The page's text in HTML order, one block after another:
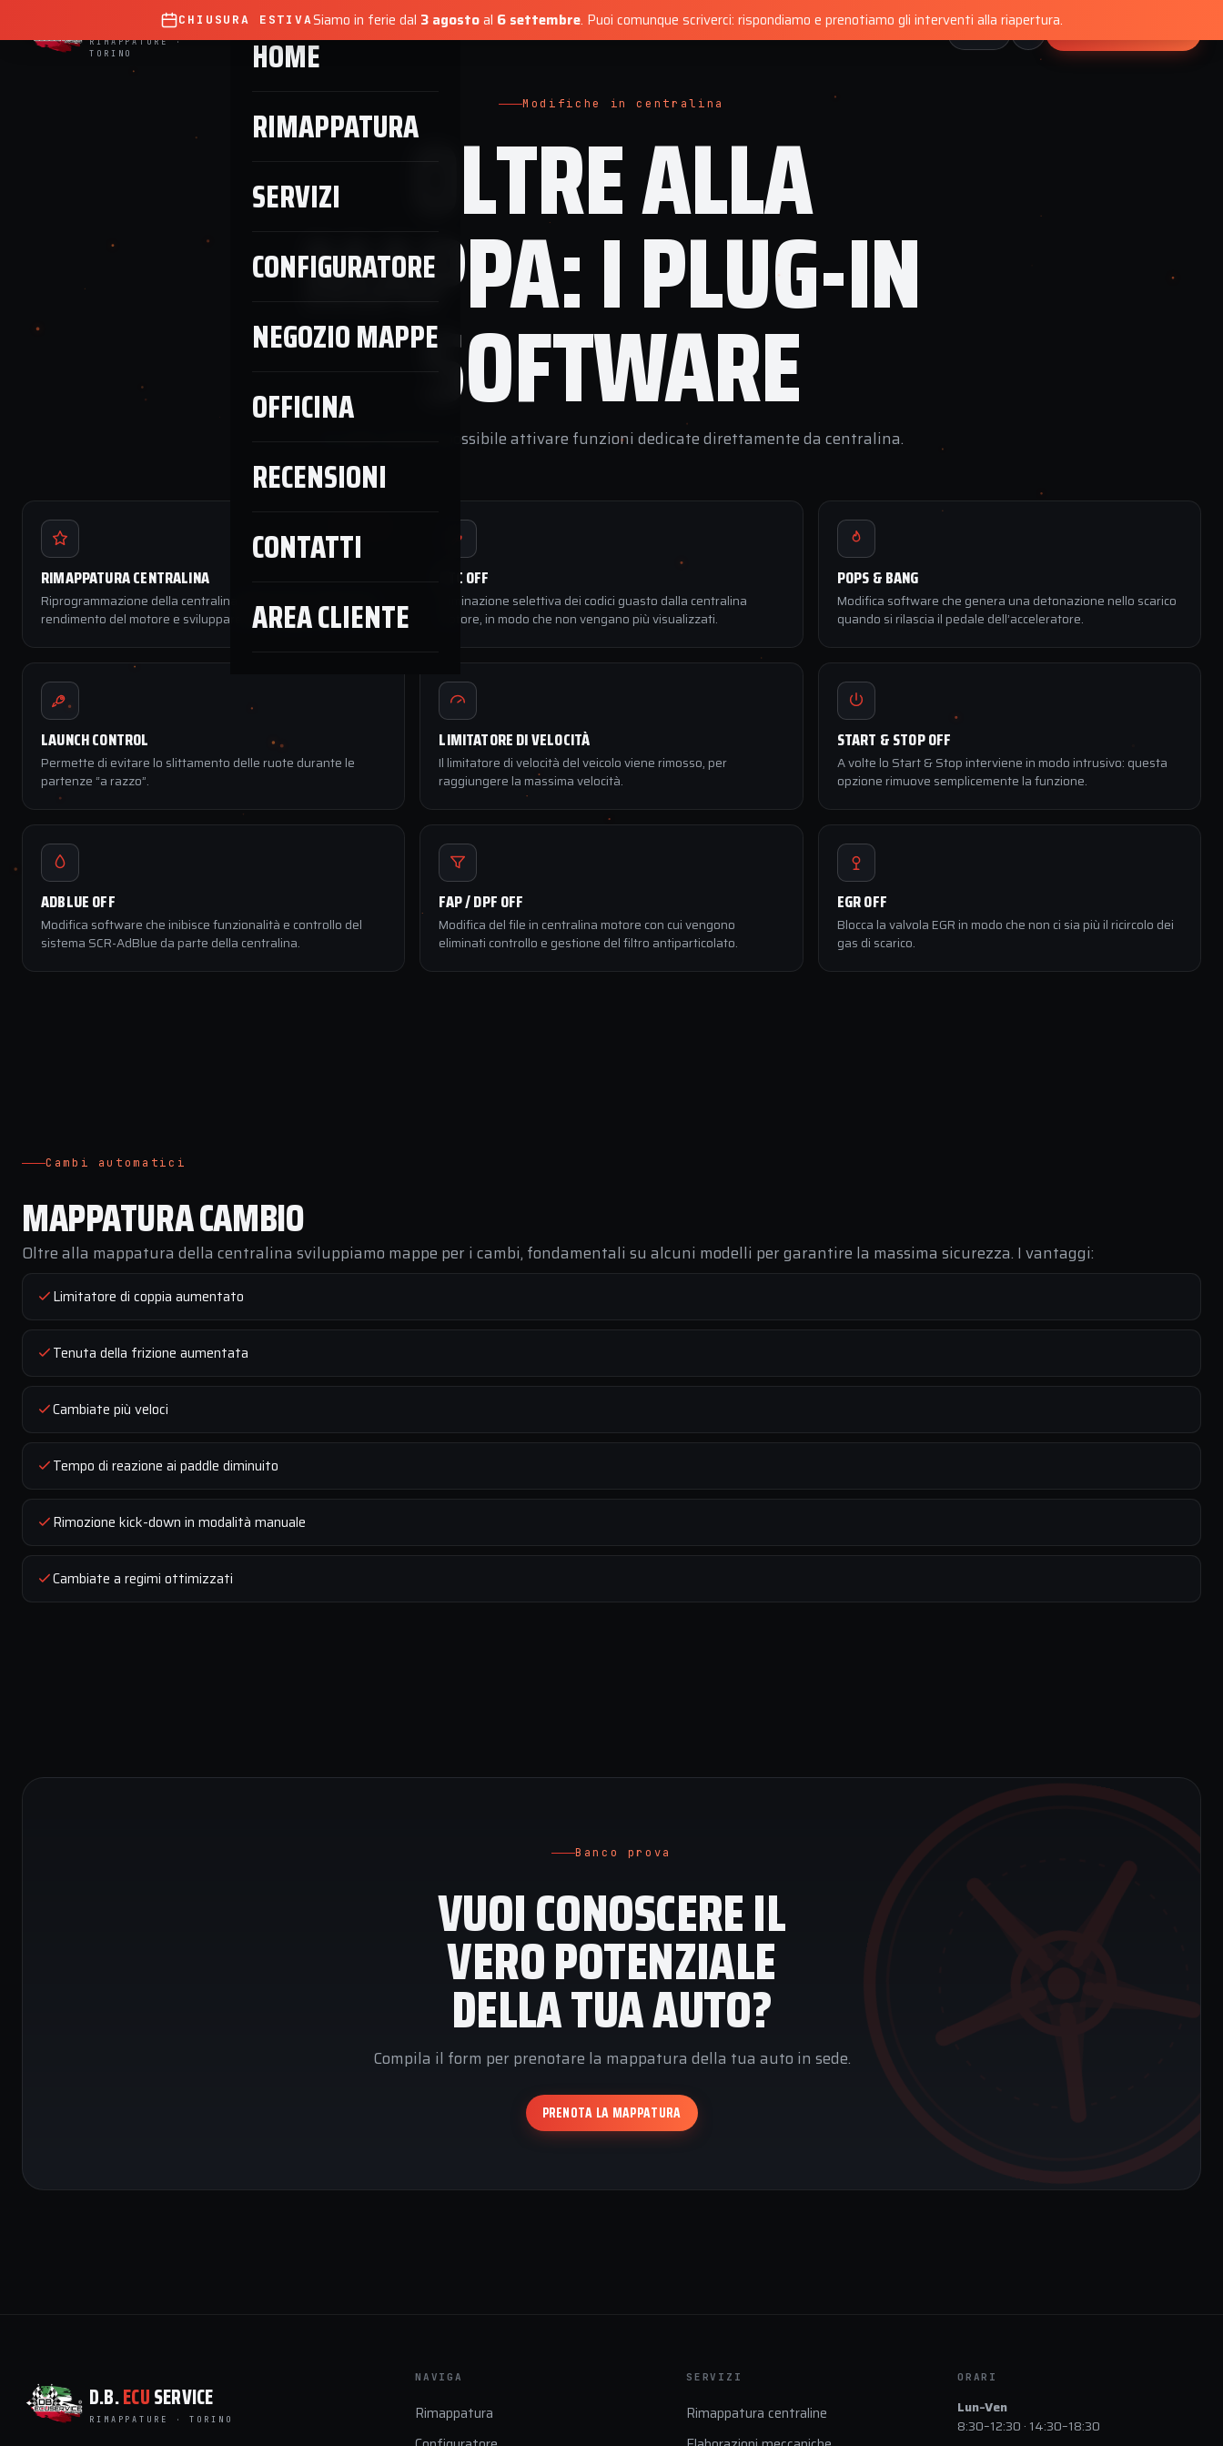
SERVICE
RIMAPPATURE ·
TORINO
NEGOZIO MAPPE OFFICINA RECENSIONI CONTATTI
HOME
RIMAPPATURA
SERVIZI
CONFIGURATORE
NEGOZIO MAPPE
OFFICINA
RECENSIONI
CONTATTI
AREA CLIENTE
CHIUSURA ESTIVASiamo in ferie dal 3 agostoal 6 settembre. Puoi comunque scriverci: rispondiamo e prenotiamo gli interventi alla riapertura.
Modifiche in centralina
OLTRE ALLA
MAPPA: I PLUG-IN
SOFTWARE
Su molti veicoli è possibile attivare funzioni dedicate direttamente da centralina.
RIMAPPATURA CENTRALINA
Riprogrammazione della centralina dell’auto per migliorare il
rendimento del motore e sviluppare una maggiore potenza.
DTC OFF
Eliminazione selettiva dei codici guasto dalla centralina
motore, in modo che non vengano più visualizzati.
POPS & BANG
Modifica software che genera una detonazione nello scarico
quando si rilascia il pedale dell’acceleratore.
LAUNCH CONTROL
Permette di evitare lo slittamento delle ruote durante le
partenze “a razzo”.
LIMITATORE DI VELOCITÀ
Il limitatore di velocità del veicolo viene rimosso, per
raggiungere la massima velocità.
START & STOP OFF
A volte lo Start & Stop interviene in modo intrusivo: questa
opzione rimuove semplicemente la funzione.
ADBLUE OFF
Modifica software che inibisce funzionalità e controllo del
sistema SCR-AdBlue da parte della centralina.
FAP / DPF OFF
Modifica del file in centralina motore con cui vengono
eliminati controllo e gestione del filtro antiparticolato.
EGR OFF
Blocca la valvola EGR in modo che non ci sia più il ricircolo dei
gas di scarico.
Cambi automatici
MAPPATURA CAMBIO
Oltre alla mappatura della centralina sviluppiamo mappe per i cambi, fondamentali su alcuni modelli per garantire la massima sicurezza. I vantaggi:
Limitatore di coppia aumentato
Tenuta della frizione aumentata
Cambiate più veloci
Tempo di reazione ai paddle diminuito
Rimozione kick-down in modalità manuale
Cambiate a regimi ottimizzati
Banco prova
VUOI CONOSCERE IL
VERO POTENZIALE
DELLA TUA AUTO?
Compila il form per prenotare la mappatura della tua auto in sede.
PRENOTA LA MAPPATURA
D.B.ECUSERVICE
RIMAPPATURE · TORINO
NAVIGA
Rimappatura
SERVIZI
Rimappatura centraline
ORARI
Lun–Ven
8:30–12:30 · 14:30–18:30